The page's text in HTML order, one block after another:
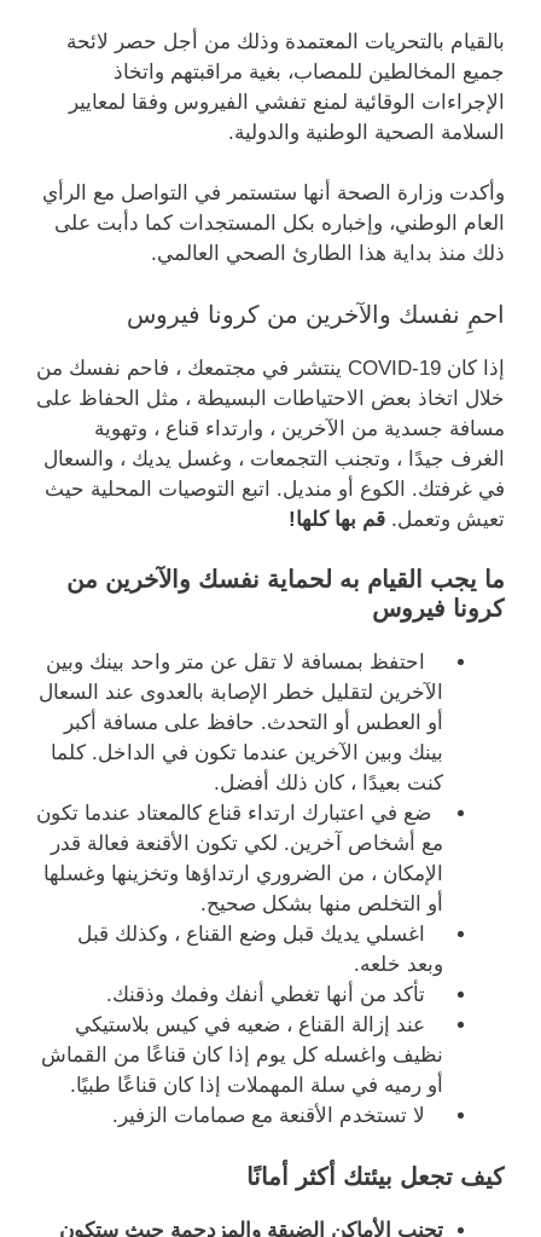
بالقيام بالتحريات المعتمدة وذلك من أجل حصر لائحة
جميع المخالطين للمصاب، بغية مراقبتهم واتخاذ
الإجراءات الوقائية لمنع تفشي الفيروس وفقا لمعايير
السلامة الصحية الوطنية والدولية.
وأكدت وزارة الصحة أنها ستستمر في التواصل مع الرأي
العام الوطني، وإخباره بكل المستجدات كما دأبت على
ذلك منذ بداية هذا الطارئ الصحي العالمي.
احمِ نفسك والآخرين من كرونا فيروس
إذا كان COVID-19 ينتشر في مجتمعك ، فاحم نفسك من
خلال اتخاذ بعض الاحتياطات البسيطة ، مثل الحفاظ على
مسافة جسدية من الآخرين ، وارتداء قناع ، وتهوية
الغرف جيدًا ، وتجنب التجمعات ، وغسل يديك ، والسعال
في غرفتك. الكوع أو منديل. اتبع التوصيات المحلية حيث
تعيش وتعمل. قم بها كلها!
ما يجب القيام به لحماية نفسك والآخرين من
كرونا فيروس
احتفظ بمسافة لا تقل عن متر واحد بينك وبين
الآخرين لتقليل خطر الإصابة بالعدوى عند السعال
أو العطس أو التحدث. حافظ على مسافة أكبر
بينك وبين الآخرين عندما تكون في الداخل. كلما
كنت بعيدًا ، كان ذلك أفضل.
ضع في اعتبارك ارتداء قناع كالمعتاد عندما تكون
مع أشخاص آخرين. لكي تكون الأقنعة فعالة قدر
الإمكان ، من الضروري ارتداؤها وتخزينها وغسلها
أو التخلص منها بشكل صحيح.
اغسلي يديك قبل وضع القناع ، وكذلك قبل
وبعد خلعه.
تأكد من أنها تغطي أنفك وفمك وذقنك.
عند إزالة القناع ، ضعيه في كيس بلاستيكي
نظيف واغسله كل يوم إذا كان قناعًا من القماش
أو رميه في سلة المهملات إذا كان قناعًا طبيًا.
لا تستخدم الأقنعة مع صمامات الزفير.
كيف تجعل بيئتك أكثر أمانًا
تجنب الأماكن الضيقة والمزدحمة حيث ستكون